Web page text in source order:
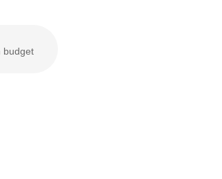
budget